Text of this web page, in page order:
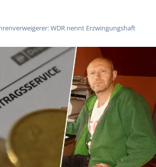
WDR nennt Erzwingungshaft